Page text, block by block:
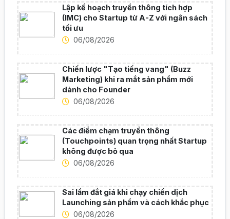
Lập kế hoạch truyền thông tích hợp
(IMC) cho Startup từ A-Z với ngân sách
tối ưu
06/08/2026
Chiến lược "Tạo tiếng vang" (Buzz
Marketing) khi ra mắt sản phẩm mới
dành cho Founder
06/08/2026
Các điểm chạm truyền thông
(Touchpoints) quan trọng nhất Startup
không được bỏ qua
06/08/2026
Sai lầm đắt giá khi chạy chiến dịch
Launching sản phẩm và cách khắc phục
06/08/2026